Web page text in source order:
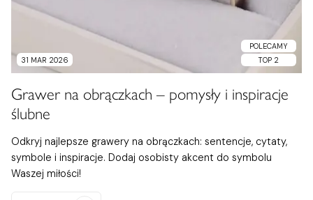
31 MAR 2026
POLECAMY
TOP 2
Grawer na obrączkach – pomysły i inspiracje
ślubne
Odkryj najlepsze grawery na obrączkach: sentencje, cytaty,
symbole i inspiracje. Dodaj osobisty akcent do symbolu
Waszej miłości!